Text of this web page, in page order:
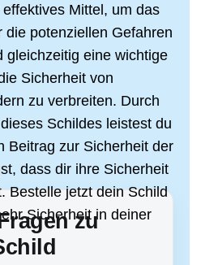
Mittel, um das
die potenziellen Gefahren
gleichzeitig eine wichtige
Sicherheit von
zu verbreiten. Durch
Schildes leistest du
Beitrag zur Sicherheit der
dass dir ihre Sicherheit
Bestelle jetzt dein Schild
Sicherheit in deiner
zu